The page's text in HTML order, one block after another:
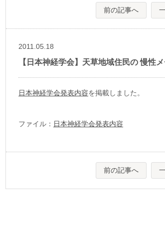
前の記事へ
2011.05.18
【日本神経学会】天草地域住民の 慢性
日本神経学会発表内容を掲載しました。
ファイル： 日本神経学会発表内容
前の記事へ